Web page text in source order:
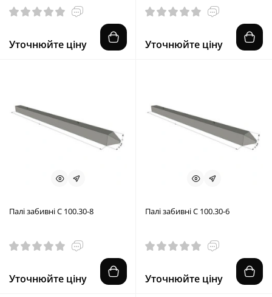
Уточнюйте ціну Уточнюйте ціну
Палі забивні С 100.30-8
Уточнюйте ціну
Палі забивні С 100.30-6
Уточнюйте ціну